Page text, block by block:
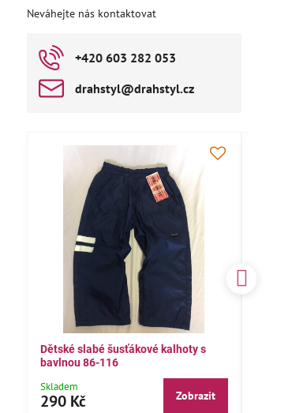
Neváhejte nás kontaktovat
+420 603 282 053
drahstyl​@drahstyl​.cz
Dětské slabé šusťákové kalhoty s
bavlnou 86-116
Skladem
290 Kč Zobrazit